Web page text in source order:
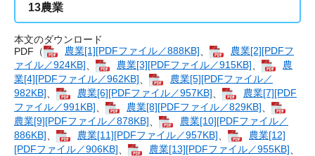
13農業
本文のダウンロード
PDF（
農業[1][PDFファイル／888KB]
農業[2][PDFフ
ァイル／924KB]
農業[3][PDFファイル／915KB]
農
業[4][PDFファイル／962KB]
農業[5][PDFファイル／
982KB]
農業[6][PDFファイル／957KB]
農業[7][PDF
ファイル／991KB]
農業[8][PDFファイル／829KB]
農業[9][PDFファイル／878KB]
農業[10][PDFファイル／
886KB]
農業[11][PDFファイル／957KB]
農業[12]
[PDFファイル／906KB]
農業[13][PDFファイル／955KB]